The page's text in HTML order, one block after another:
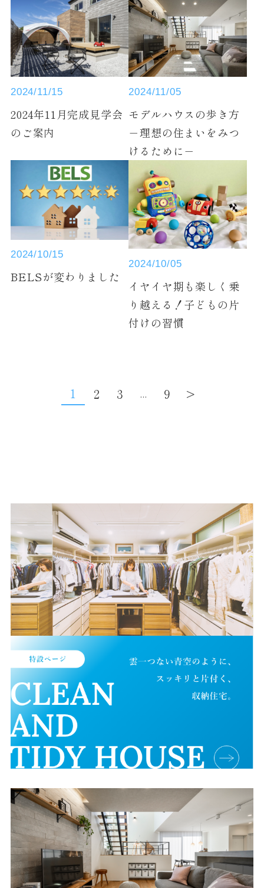
2024/11/15
2024年11月完成見学会
のご案内
2024/11/05
モデルハウスの歩き方
－理想の住まいをみつ
けるために－
2024/10/15
BELSが変わりました
2024/10/05
イヤイヤ期も楽しく乗
り越える！子どもの片
付けの習慣
1 2 3 ... 9 >